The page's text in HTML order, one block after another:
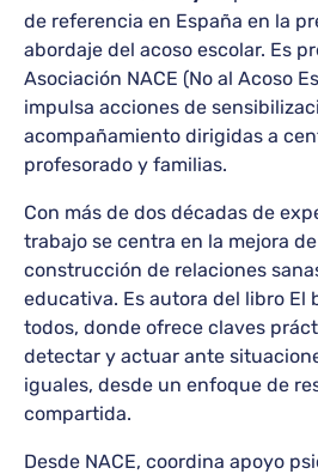
de referencia en España en la
abordaje del acoso escolar. Es
Asociación NACE (No al Acoso
impulsa acciones de
acompañamiento dirigidas a
profesorado y familias.
Con más de dos décadas de
trabajo se centra en la mejora
construcción de relaciones
educativa. Es autora del libro El
todos, donde ofrece claves
detectar y actuar ante
iguales, desde un enfoque de
compartida.
Desde NACE, coordina apoyo